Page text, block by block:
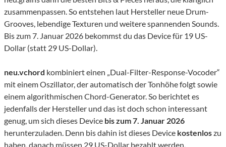
zusammenpassen. So entstehen laut Hersteller neue Drum-
Grooves, lebendige Texturen und weitere spannenden Sounds.
Bis zum 7. Januar 2026 bekommst du das Device für 19 US-
Dollar (statt 29 US-Dollar).
neu.vchord kombiniert einen „Dual-Filter-Response-Vocoder“
mit einem Oszillator, der automatisch der Tonhöhe folgt sowie
einem algorithmischen Chord-Generator. So berichtet es
jedenfalls der Hersteller und das ist doch schon interessant
genug, um sich dieses Device bis zum 7. Januar 2026
herunterzuladen. Denn bis dahin ist dieses Device kostenloszu
haben, danach müssen 29 US-Dollar bezahlt werden.